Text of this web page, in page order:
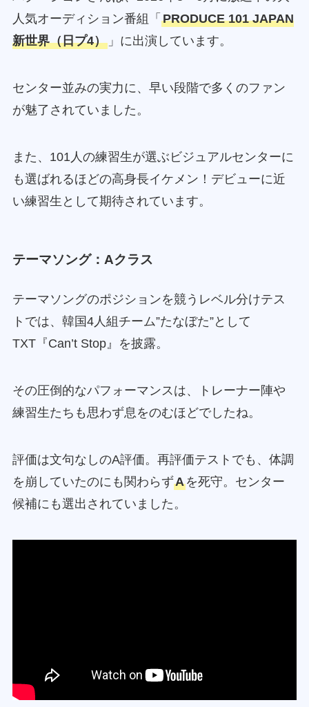
人気オーディション番組「 PRODUCE 101 JAPAN
新世界（日プ4）」に出演しています。
センター並みの実力に、早い段階で多くのファン
が魅了されていました。
また、101人の練習生が選ぶビジュアルセンターに
も選ばれるほどの高身長イケメン！デビューに近
い練習生として期待されています。
テーマソング：Aクラス
テーマソングのポジションを競うレベル分けテス
トでは、韓国4人組チーム”たなぼた”として
TXT『Can’t Stop』を披露。
その圧倒的なパフォーマンスは、トレーナー陣や
練習生たちも思わず息をのむほどでしたね。
評価は文句なしのA評価。再評価テストでも、体調
を崩していたのにも関わらずAを死守。センター
候補にも選出されていました。